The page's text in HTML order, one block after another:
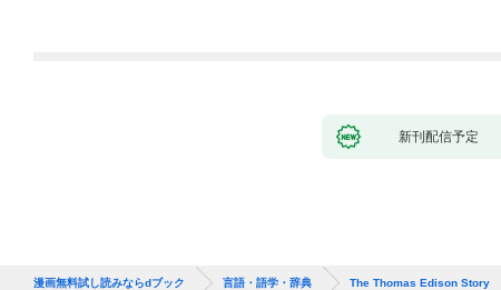
新刊配信予定
漫画無料試し読みならdブック 言語・語学・辞典 The Thomas Edison Story